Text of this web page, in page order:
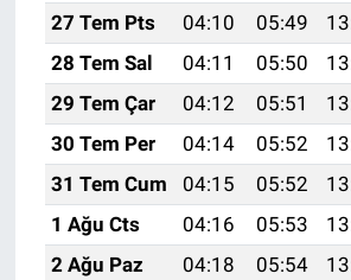
27 Tem Pts
04:10 05:49
28 Tem Sal
04:11 05:50
29 Tem Çar
04:12 05:51
30 Tem Per
04:14 05:52
31 Tem Cum
04:15 05:52
1 Ağu Cts
04:16 05:53
2 Ağu Paz
04:18 05:54